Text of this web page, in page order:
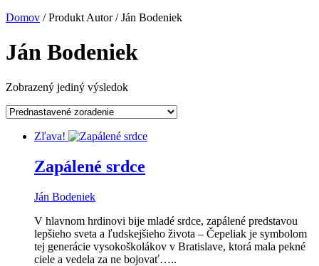
Domov / Produkt Autor / Ján Bodeniek
Ján Bodeniek
Zobrazený jediný výsledok
Zľava!
Zapálené srdce
Ján Bodeniek
V hlavnom hrdinovi bije mladé srdce, zapálené predstavou
lepšieho sveta a ľudskejšieho života – Čepeliak je symbolom
tej generácie vysokoškolákov v Bratislave, ktorá mala pekné
ciele a vedela za ne bojovať…..